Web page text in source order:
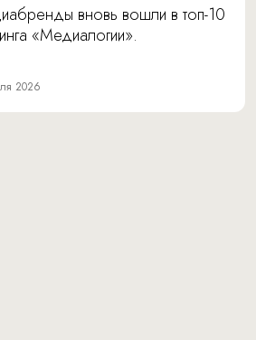
вновь вошли в топ-10
«Медиалогии».
2026